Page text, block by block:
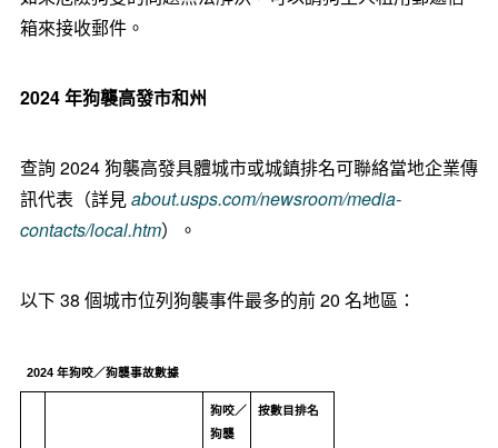
箱來接收郵件。
2024 年狗襲高發市和州
查詢 2024 狗襲高發具體城市或城鎮排名可聯絡當地企業傳
訊代表（詳見about.usps.com/newsroom/media-
contacts/local.htm）。
以下 38 個城市位列狗襲事件最多的前 20 名地區：
2024 年狗咬／狗襲事故數據
狗咬／
狗襲
按數目排名